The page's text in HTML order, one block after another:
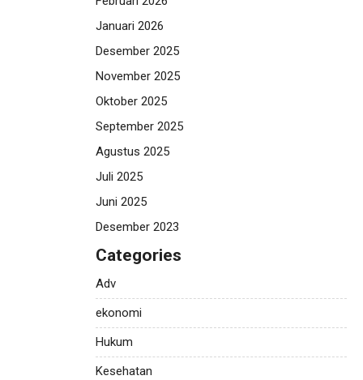
Januari 2026
Desember 2025
November 2025
Oktober 2025
September 2025
Agustus 2025
Juli 2025
Juni 2025
Desember 2023
Categories
Adv
ekonomi
Hukum
Kesehatan